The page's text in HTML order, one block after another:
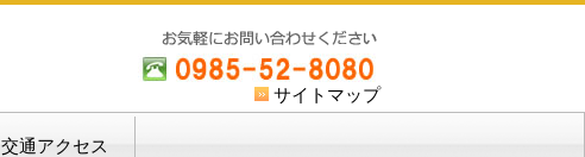
サイトマップ
交通アクセス